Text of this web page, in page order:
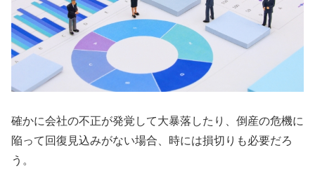
確かに会社の不正が発覚して大暴落したり、倒産の危機に
陥って回復見込みがない場合、時には損切りも必要だろ
う。